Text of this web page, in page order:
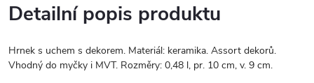
Detailní popis produktu
Hrnek s uchem s dekorem. Materiál: keramika. Assort dekorů.
Vhodný do myčky i MVT. Rozměry: 0,48 l, pr. 10 cm, v. 9 cm.